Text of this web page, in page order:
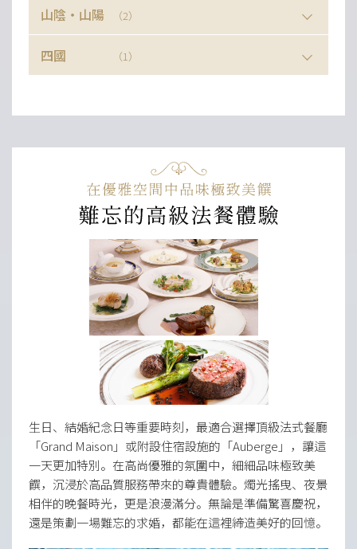
山陰・山陽 （2）
四國 （1）
生日、結婚紀念日等重要時刻，最適合選擇頂級法式餐廳
「Grand Maison」或附設住宿設施的「Auberge」，讓這
一天更加特別。在高尚優雅的氛圍中，細細品味極致美
饌，沉浸於高品質服務帶來的尊貴體驗。燭光搖曳、夜景
相伴的晚餐時光，更是浪漫滿分。無論是準備驚喜慶祝，
還是策劃一場難忘的求婚，都能在這裡締造美好的回憶。